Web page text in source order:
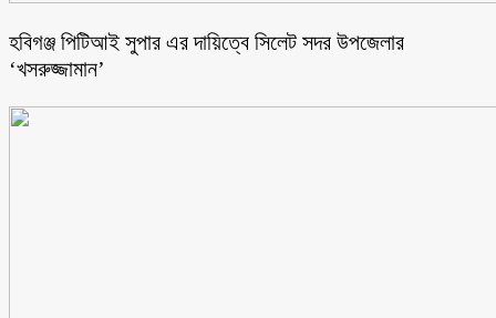
হবিগঞ্জ পিটিআই সুপার এর দায়িত্বে সিলেট সদর উপজেলার
‘খসরুজ্জামান’